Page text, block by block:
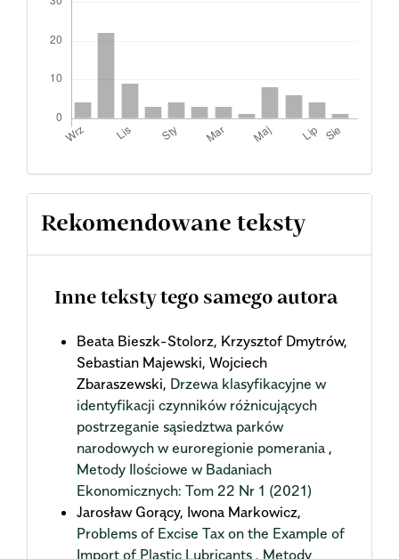
Rekomendowane teksty
Inne teksty tego samego autora
Beata Bieszk-Stolorz, Krzysztof Dmytrów,
Sebastian Majewski, Wojciech
Zbaraszewski, Drzewa klasyfikacyjne w
identyfikacji czynników różnicujących
postrzeganie sąsiedztwa parków
narodowych w euroregionie pomerania ,
Metody Ilościowe w Badaniach
Ekonomicznych: Tom 22 Nr 1 (2021)
Jarosław Gorący, Iwona Markowicz,
Problems of Excise Tax on the Example of
Import of Plastic Lubricants , Metody